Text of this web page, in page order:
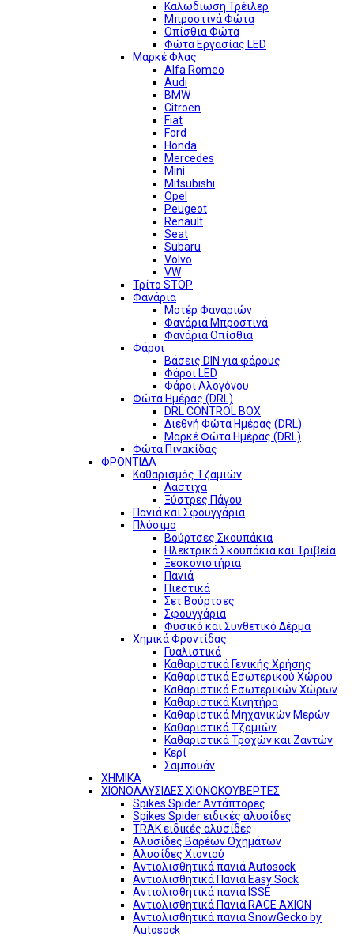
Καλωδίωση Τρέιλερ
Μπροστινά Φώτα
Οπίσθια Φώτα
Φώτα Εργασίας LED
Μαρκέ Φλας
Alfa Romeo
Audi
BMW
Citroen
Fiat
Ford
Honda
Mercedes
Mini
Mitsubishi
Opel
Peugeot
Renault
Seat
Subaru
Volvo
VW
Τρίτο STOP
Φανάρια
Μοτέρ Φαναριών
Φανάρια Μπροστινά
Φανάρια Οπίσθια
Φάροι
Βάσεις DIN για φάρους
Φάροι LED
Φάροι Αλογόνου
Φώτα Ημέρας (DRL)
DRL CONTROL BOX
Διεθνή Φώτα Ημέρας (DRL)
Μαρκέ Φώτα Ημέρας (DRL)
Φώτα Πινακίδας
ΦΡΟΝΤΙΔΑ
Καθαρισμός Τζαμιών
Λάστιχα
Ξύστρες Πάγου
Πανιά και Σφουγγάρια
Πλύσιμο
Βούρτσες Σκουπάκια
Ηλεκτρικά Σκουπάκια και Τριβεία
Ξεσκονιστήρια
Πανιά
Πιεστικά
Σετ Βούρτσες
Σφουγγάρια
Φυσικό και Συνθετικό Δέρμα
Χημικά Φροντίδας
Γυαλιστικά
Καθαριστικά Γενικής Χρήσης
Καθαριστικά Εσωτερικού Χώρου
Καθαριστικά Εσωτερικών Χώρων
Καθαριστικά Κινητήρα
Καθαριστικά Μηχανικών Μερών
Καθαριστικά Τζαμιών
Καθαριστικά Τροχών και Ζαντών
Κερί
Σαμπουάν
ΧΗΜΙΚΑ
ΧΙΟΝΟΑΛΥΣΙΔΕΣ ΧΙΟΝΟΚΟΥΒΕΡΤΕΣ
Spikes Spider Αντάπτορες
Spikes Spider ειδικές αλυσίδες
TRAK ειδικές αλυσίδες
Αλυσίδες Βαρέων Οχημάτων
Αλυσίδες Χιονιού
Αντιολισθητικά πανιά Autosock
Αντιολισθητικά Πανιά Easy Sock
Αντιολισθητικά πανιά ISSE
Αντιολισθητικά Πανιά RACE AXION
Αντιολισθητικά πανιά SnowGecko by
Autosock